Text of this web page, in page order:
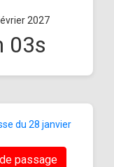
2027
03s
du 28 janvier
passage